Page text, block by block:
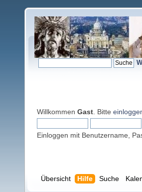
Willkommen Gast . Bitte
Einloggen mit Benutzername,
Übersicht Hilfe Suche